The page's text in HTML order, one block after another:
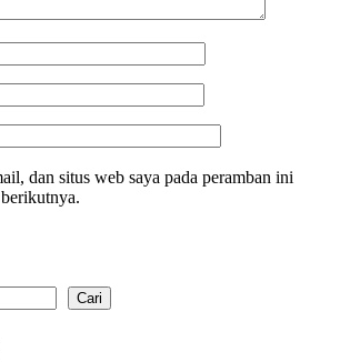
dan situs web saya pada peramban ini
Cari